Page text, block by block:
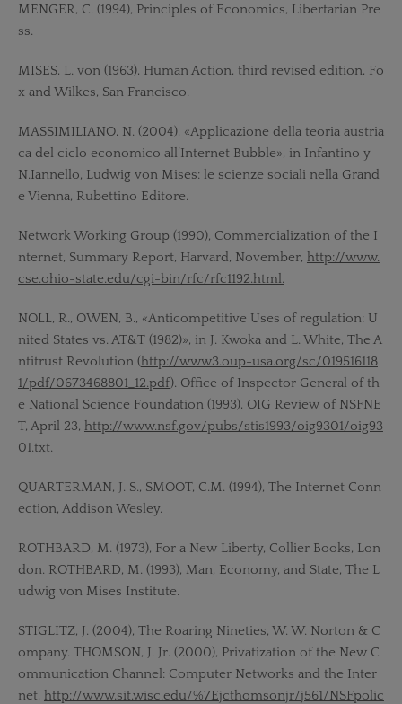
MENGER, C. (1994), Principles of Economics, Libertarian Pre
ss.
MISES, L. von (1963), Human Action, third revised edition, Fo
x and Wilkes, San Francisco.
MASSIMILIANO, N. (2004), «Applicazione della teoria austria
ca del ciclo economico all’Internet Bubble», in Infantino y
N.Iannello, Ludwig von Mises: le scienze sociali nella Grand
e Vienna, Rubettino Editore.
Network Working Group (1990), Commercialization of the I
nternet, Summary Report, Harvard, November, http://www.
cse.ohio-state.edu/cgi-bin/rfc/rfc1192.html.
NOLL, R., OWEN, B., «Anticompetitive Uses of regulation: U
nited States vs. AT&T (1982)», in J. Kwoka and L. White, The A
ntitrust Revolution (http://www3.oup-usa.org/sc/019516118
1/pdf/0673468801_12.pdf). Office of Inspector General of th
e National Science Foundation (1993), OIG Review of NSFNE
T, April 23, http://www.nsf.gov/pubs/stis1993/oig9301/oig93
01.txt.
QUARTERMAN, J. S., SMOOT, C.M. (1994), The Internet Conn
ection, Addison Wesley.
ROTHBARD, M. (1973), For a New Liberty, Collier Books, Lon
don. ROTHBARD, M. (1993), Man, Economy, and State, The L
udwig von Mises Institute.
STIGLITZ, J. (2004), The Roaring Nineties, W. W. Norton & C
ompany. THOMSON, J. Jr. (2000), Privatization of the New C
ommunication Channel: Computer Networks and the Inter
net, http://www.sit.wisc.edu/%7Ejcthomsonjr/j561/NSFpolic